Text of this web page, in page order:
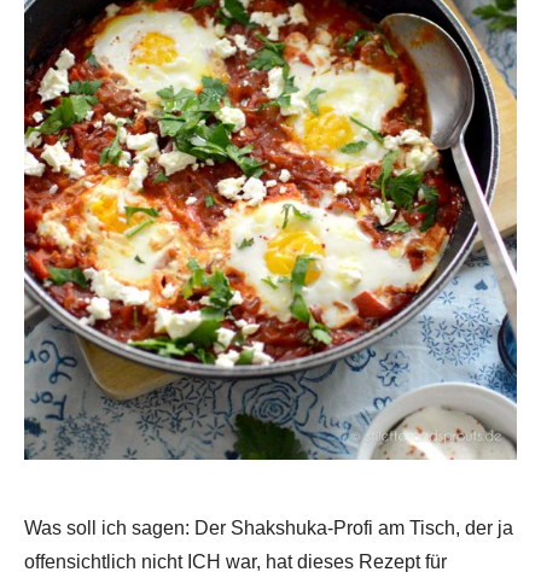
Was soll ich sagen: Der Shakshuka-Profi am Tisch, der ja
offensichtlich nicht ICH war, hat dieses Rezept für